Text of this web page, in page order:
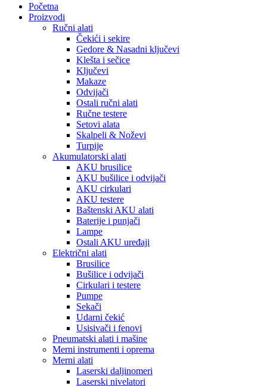
Početna
Proizvodi
Ručni alati
Čekići i sekire
Gedore & Nasadni ključevi
Klešta i sečice
Ključevi
Makaze
Odvijači
Ostali ručni alati
Ručne testere
Setovi alata
Skalpeli & Noževi
Turpije
Akumulatorski alati
AKU brusilice
AKU bušilice i odvijači
AKU cirkulari
AKU testere
Baštenski AKU alati
Baterije i punjači
Lampe
Ostali AKU uređaji
Električni alati
Brusilice
Bušilice i odvijači
Cirkulari i testere
Pumpe
Sekači
Udarni čekić
Usisivači i fenovi
Pneumatski alati i mašine
Merni instrumenti i oprema
Merni alati
Laserski daljinomeri
Laserski nivelatori